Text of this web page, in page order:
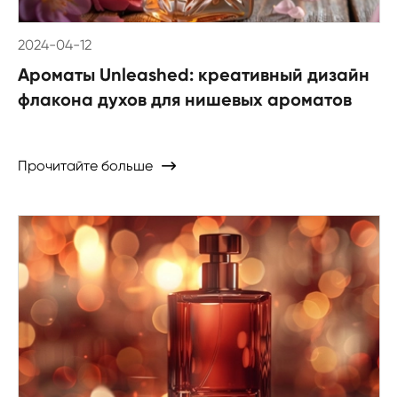
2024-04-12
Ароматы Unleashed: креативный дизайн
флакона духов для нишевых ароматов
Прочитайте больше 